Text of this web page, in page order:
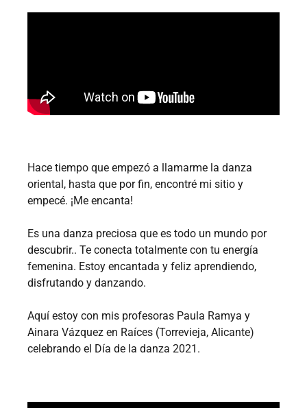
Hace tiempo que empezó a llamarme la danza
oriental, hasta que por fin, encontré mi sitio y
empecé. ¡Me encanta!
Es una danza preciosa que es todo un mundo por
descubrir.. Te conecta totalmente con tu energía
femenina. Estoy encantada y feliz aprendiendo,
disfrutando y danzando.
Aquí estoy con mis profesoras Paula Ramya y
Ainara Vázquez en Raíces (Torrevieja, Alicante)
celebrando el Día de la danza 2021.